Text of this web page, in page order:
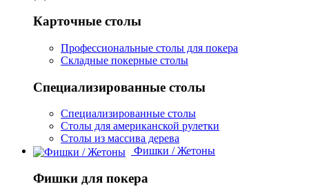
Карточные столы
Профессиональные столы для покера
Складные покерные столы
Специализированные столы
Специализированные столы
Столы для американской рулетки
Столы из массива дерева
Фишки / Жетоны
Фишки для покера